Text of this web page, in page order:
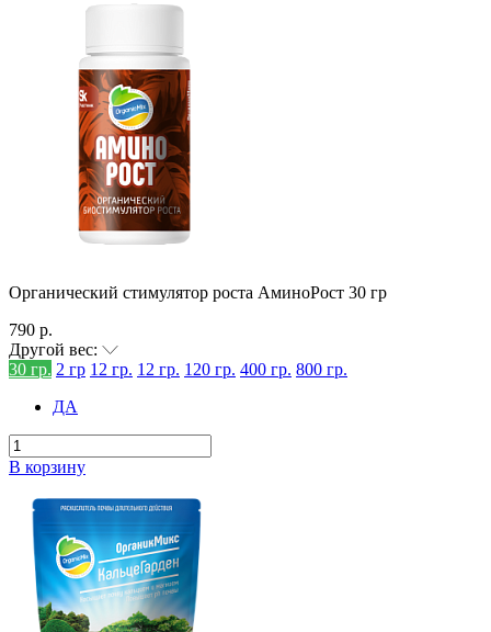
Органический стимулятор роста АминоРост 30 гр
790 р.
Другой вес:
30 гр. 2 гр 12 гр. 12 гр. 120 гр. 400 гр. 800 гр.
ДА
В корзину